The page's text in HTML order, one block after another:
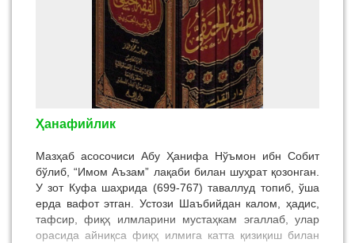
Ҳанафийлик
Мазҳаб асосочиси Абу Ҳанифа Нўъмон ибн Собит
бўлиб, “Имом Аъзам” лақаби билан шуҳрат қозонган.
У зот Куфа шаҳрида (699-767) таваллуд топиб, ўша
ерда вафот этган. Устози Шаъбийдан калом, ҳадис,
тафсир, фиқҳ илмларини мустаҳкам эгаллаб, улар
орасида айниқса фиқҳ илмига катта қизиқиш билан